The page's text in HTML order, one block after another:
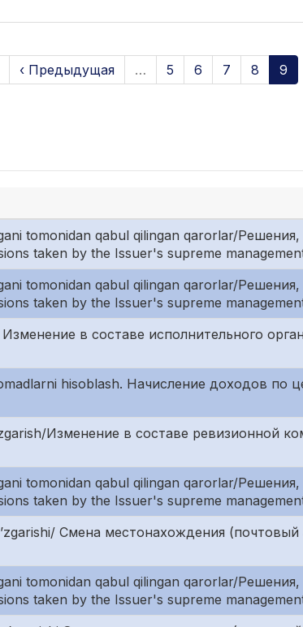
‹ Предыдущая … 5 6 7 8 9
tomonidan qabul qilingan qarorlar/
taken by the Issuer's supreme
tomonidan qabul qilingan qarorlar/
taken by the Issuer's supreme
в составе исполнительного
hisoblash. Начисление доходов по
Изменение в составе ревизионной
tomonidan qabul qilingan qarorlar/
taken by the Issuer's supreme
Смена местонахождения
tomonidan qabul qilingan qarorlar/
taken by the Issuer's supreme